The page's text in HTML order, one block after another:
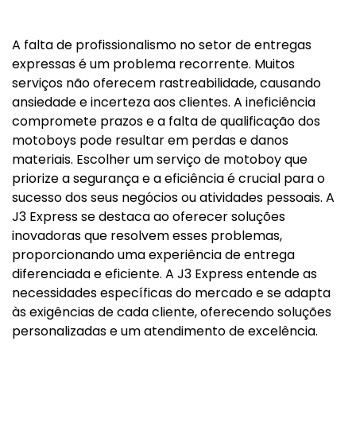
A falta de profissionalismo no setor de entregas
expressas é um problema recorrente. Muitos
serviços não oferecem rastreabilidade, causando
ansiedade e incerteza aos clientes. A ineficiência
compromete prazos e a falta de qualificação dos
motoboys pode resultar em perdas e danos
materiais. Escolher um serviço de motoboy que
priorize a segurança e a eficiência é crucial para o
sucesso dos seus negócios ou atividades pessoais. A
J3 Express se destaca ao oferecer soluções
inovadoras que resolvem esses problemas,
proporcionando uma experiência de entrega
diferenciada e eficiente. A J3 Express entende as
necessidades específicas do mercado e se adapta
às exigências de cada cliente, oferecendo soluções
personalizadas e um atendimento de excelência.